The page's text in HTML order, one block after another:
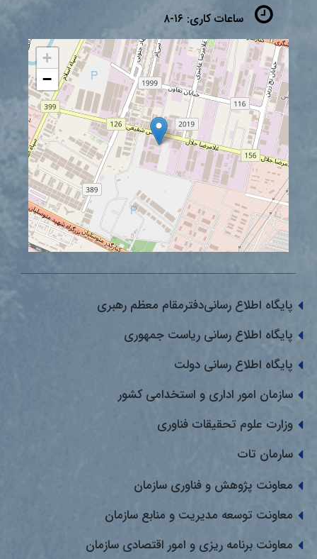
ساعات کاری: ۱۶-۸
+
−
پایگاه اطلاع رسانی‌دفترمقام معظم رهبری
پایگاه اطلاع رسانی ریاست جمهوری
پایگاه اطلاع رسانی دولت
سازمان امور اداری و استخدامی کشور
وزارت علوم تحقیقات فناوری
سارمان تات
معاونت پژوهش و فناوری سازمان
معاونت توسعه مدیریت و منابع سازمان
معاونت برنامه ریزی و امور اقتصادی سازمان